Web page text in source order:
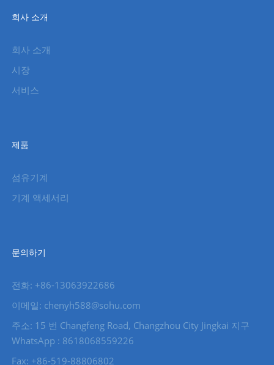
회사 소개
회사 소개
시장
서비스
제품
섬유기계
기계 액세서리
문의하기
전화: +86-13063922686
이메일: chenyh588@sohu.com
주소: 15 번 Changfeng Road, Changzhou City Jingkai 지구
WhatsApp : 8618068559226
Fax: +86-519-88806802